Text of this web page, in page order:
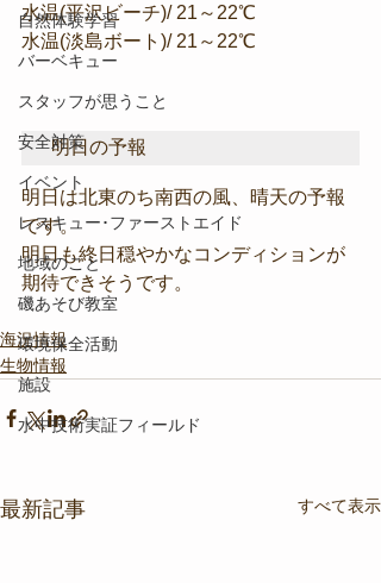
自然体験学習
バーベキュー
スタッフが思うこと
安全対策
イベント
レスキュー･ファーストエイド
地域のこと
磯あそび教室
環境保全活動
施設
水中技術実証フィールド
水温(平沢ビーチ)/ 21～22℃
水温(淡島ボート)/ 21～22℃
明日の予報
明日は北東のち南西の風、晴天の予報
です。
明日も終日穏やかなコンディションが
期待できそうです。
海況情報
生物情報
最新記事 すべて表示